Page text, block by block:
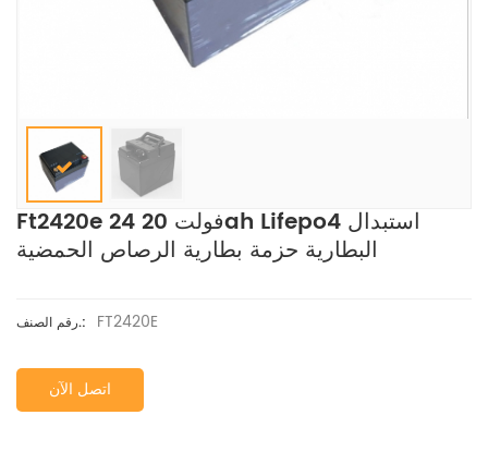
Ft2420e 24 فولت 20ah Lifepo4 استبدال
البطارية حزمة بطارية الرصاص الحمضية
رقم الصنف.: FT2420E
اتصل الآن